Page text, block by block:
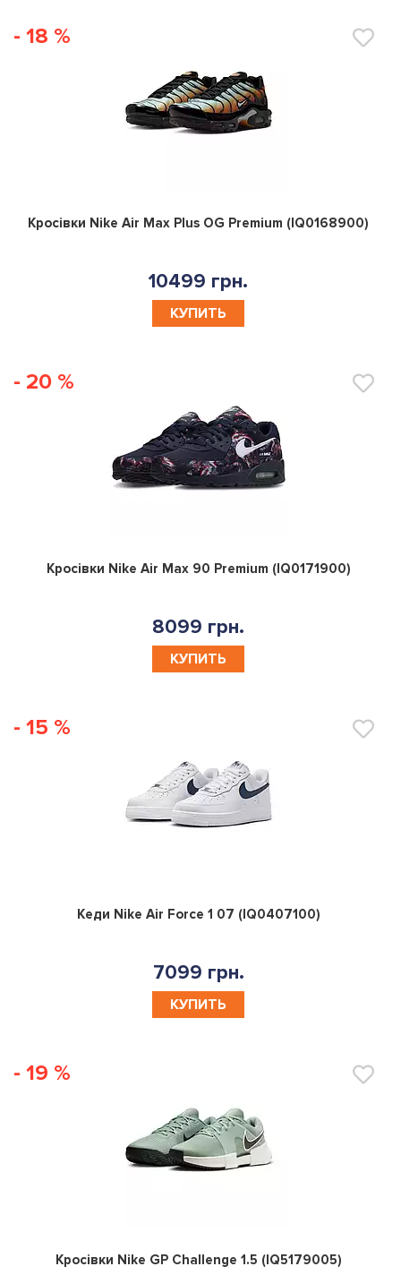
- 18 %
0
Кросівки Nike Air Max Plus OG Premium (IQ0168900)
10499 грн.
КУПИТЬ
- 20 %
0
Кросівки Nike Air Max 90 Premium (IQ0171900)
8099 грн.
КУПИТЬ
- 15 %
0
Кеди Nike Air Force 1 07 (IQ0407100)
7099 грн.
КУПИТЬ
- 19 %
0
Кросівки Nike GP Challenge 1.5 (IQ5179005)